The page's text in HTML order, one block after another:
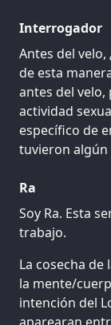
Interrogador
Antes del
de esta
antes del
actividad
específico de
tuvieron algún
Ra
Soy Ra. Esta
trabajo.
La cosecha
la mente/
intención del